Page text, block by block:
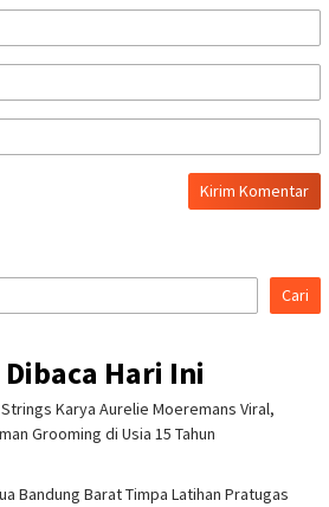
Cari
Hari Ini
Karya Aurelie Moeremans Viral,
Grooming di Usia 15 Tahun
Bandung Barat Timpa Latihan Pra­tugas